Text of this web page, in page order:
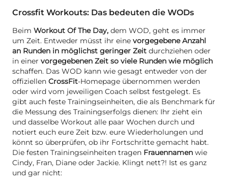
Crossfit Workouts: Das bedeuten die WODs
Beim Workout Of The Day, dem WOD, geht es immer
um Zeit. Entweder müsst ihr eine vorgegebene Anzahl
an Runden in möglichst geringer Zeit durchziehen oder
in einer vorgegebenen Zeit so viele Runden wie möglich
schaffen. Das WOD kann wie gesagt entweder von der
offiziellen CrossFit-Homepage übernommen werden
oder wird vom jeweiligen Coach selbst festgelegt. Es
gibt auch feste Trainingseinheiten, die als Benchmark für
die Messung des Trainingserfolgs dienen: Ihr zieht ein
und dasselbe Workout alle paar Wochen durch und
notiert euch eure Zeit bzw. eure Wiederholungen und
könnt so überprüfen, ob ihr Fortschritte gemacht habt.
Die festen Trainingseinheiten tragen Frauennamen wie
Cindy, Fran, Diane oder Jackie. Klingt nett?! Ist es ganz
und gar nicht: